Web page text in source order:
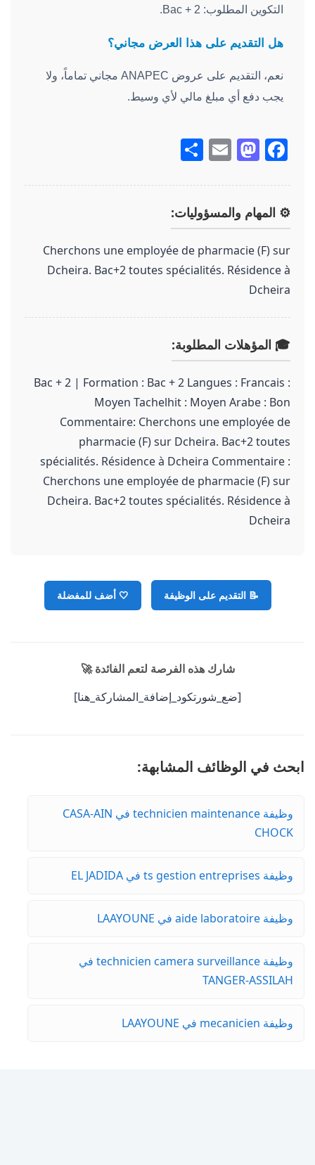
التكوين المطلوب: Bac + 2.
هل التقديم على هذا العرض مجاني؟
نعم، التقديم على عروض ANAPEC مجاني تماماً، ولا
يجب دفع أي مبلغ مالي لأي وسيط.
Facebook
Mastodon
Email
⚙️ المهام والمسؤوليات:
Cherchons une employée de pharmacie (F) sur
Dcheira. Bac+2 toutes spécialités. Résidence à
Dcheira
🎓 المؤهلات المطلوبة:
Bac + 2 | Formation : Bac + 2 Langues : Francais :
Moyen Tachelhit : Moyen Arabe : Bon
Commentaire: Cherchons une employée de
pharmacie (F) sur Dcheira. Bac+2 toutes
spécialités. Résidence à Dcheira Commentaire :
Cherchons une employée de pharmacie (F) sur
Dcheira. Bac+2 toutes spécialités. Résidence à
Dcheira
📝 التقديم على الوظيفة 🤍 أضف للمفضلة
شارك هذه الفرصة لتعم الفائدة 🚀
[ضع_شورتكود_إضافة_المشاركة_هنا]
ابحث في الوظائف المشابهة:
وظيفة technicien maintenance في CASA-AIN
CHOCK
وظيفة ts gestion entreprises في EL JADIDA
وظيفة aide laboratoire في LAAYOUNE
وظيفة technicien camera surveillance في
TANGER-ASSILAH
وظيفة mecanicien في LAAYOUNE